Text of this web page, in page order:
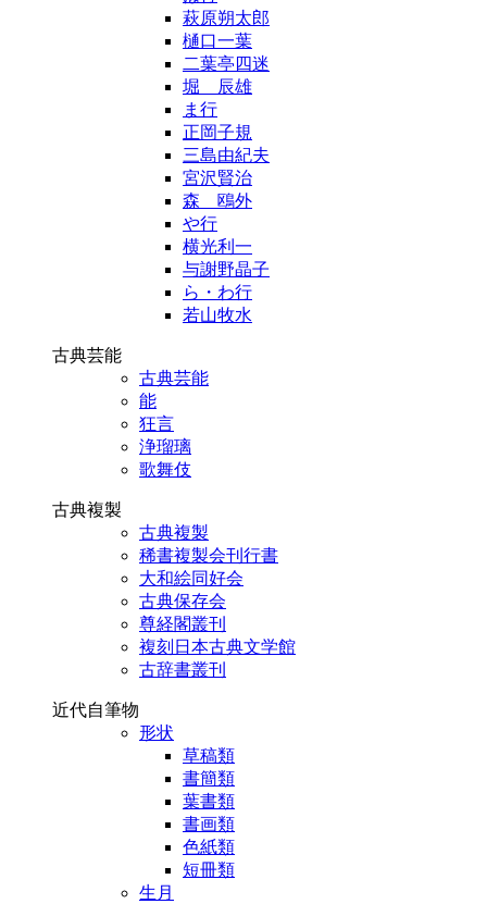
萩原朔太郎
樋口一葉
二葉亭四迷
堀 辰雄
ま行
正岡子規
三島由紀夫
宮沢賢治
森 鴎外
や行
横光利一
与謝野晶子
ら・わ行
若山牧水
古典芸能
古典芸能
能
狂言
浄瑠璃
歌舞伎
古典複製
古典複製
稀書複製会刊行書
大和絵同好会
古典保存会
尊経閣叢刊
複刻日本古典文学館
古辞書叢刊
近代自筆物
形状
草稿類
書簡類
葉書類
書画類
色紙類
短冊類
生月